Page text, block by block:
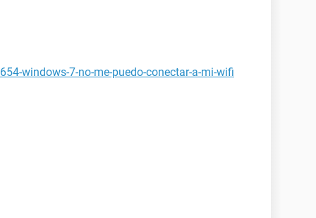
windows-7-no-me-puedo-conectar-a-mi-wifi